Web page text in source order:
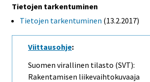
Tietojen tarkentuminen
Tietojen tarkentuminen (13.2.2017)
Viittausohje:
Suomen virallinen tilasto (SVT):
Rakentamisen liikevaihtokuvaaja